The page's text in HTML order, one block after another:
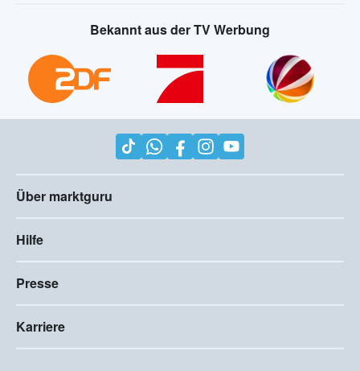
Bekannt aus der TV Werbung
Über marktguru
Hilfe
Presse
Karriere